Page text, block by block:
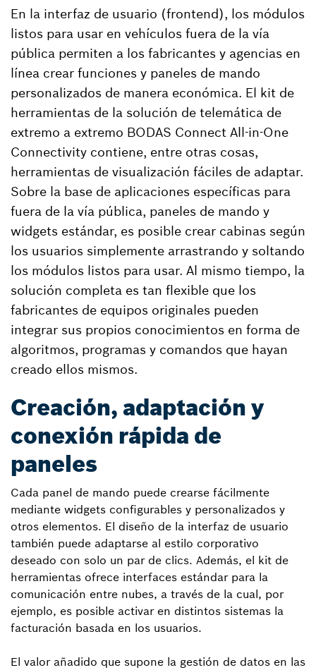
En la interfaz de usuario (frontend), los módulos
listos para usar en vehículos fuera de la vía
pública permiten a los fabricantes y agencias en
línea crear funciones y paneles de mando
personalizados de manera económica. El kit de
herramientas de la solución de telemática de
extremo a extremo BODAS Connect All-in-One
Connectivity contiene, entre otras cosas,
herramientas de visualización fáciles de adaptar.
Sobre la base de aplicaciones específicas para
fuera de la vía pública, paneles de mando y
widgets estándar, es posible crear cabinas según
los usuarios simplemente arrastrando y soltando
los módulos listos para usar. Al mismo tiempo, la
solución completa es tan flexible que los
fabricantes de equipos originales pueden
integrar sus propios conocimientos en forma de
algoritmos, programas y comandos que hayan
creado ellos mismos.
Creación, adaptación y
conexión rápida de
paneles
Cada panel de mando puede crearse fácilmente
mediante widgets configurables y personalizados y
otros elementos. El diseño de la interfaz de usuario
también puede adaptarse al estilo corporativo
deseado con solo un par de clics. Además, el kit de
herramientas ofrece interfaces estándar para la
comunicación entre nubes, a través de la cual, por
ejemplo, es posible activar en distintos sistemas la
facturación basada en los usuarios.
El valor añadido que supone la gestión de datos en las